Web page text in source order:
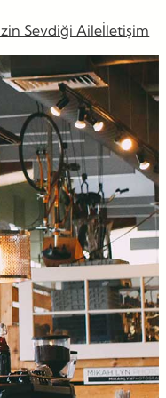
Sevdiği Aileİletişim